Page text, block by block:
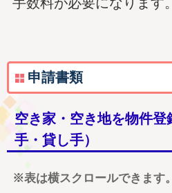
申請書類
空き家・空き地を物件登
手・貸し手）
※表は横スクロールできます。